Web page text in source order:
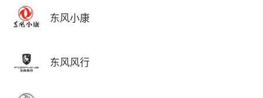
东风小康
东风风行